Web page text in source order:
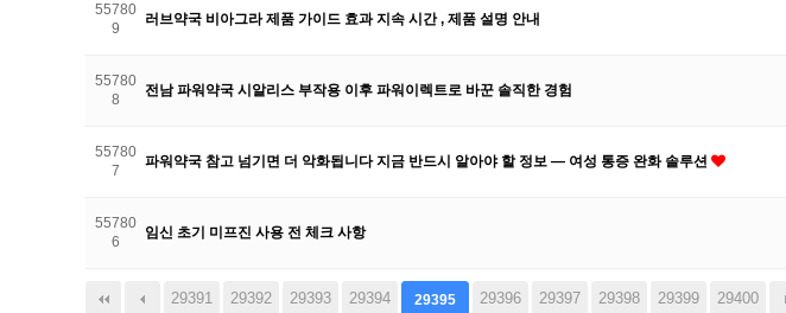
55780
9
러브약국 비아그라 제품 가이드 효과 지속 시간 , 제품 설명 안내
55780
8
전남 파워약국 시알리스 부작용 이후 파워이렉트로 바꾼 솔직한 경험
55780
7
파워약국 참고 넘기면 더 악화됩니다 지금 반드시 알아야 할 정보 — 여성 통증 완화 솔루션
55780
6
임신 초기 미프진 사용 전 체크 사항
29391 29392 29393 29394 29395 29396 29397 29398 29399 29400
다음 맨끝